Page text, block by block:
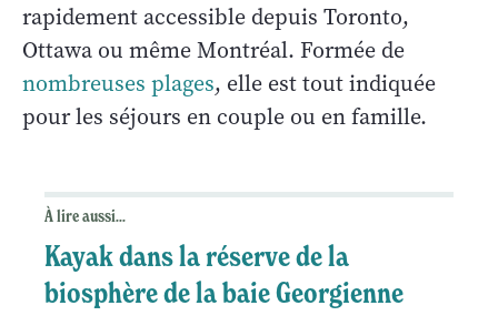
rapidement accessible depuis Toronto,
Ottawa ou même Montréal. Formée de
nombreuses plages, elle est tout indiquée
pour les séjours en couple ou en famille.
À lire aussi...
Kayak dans la réserve de la
biosphère de la baie Georgienne